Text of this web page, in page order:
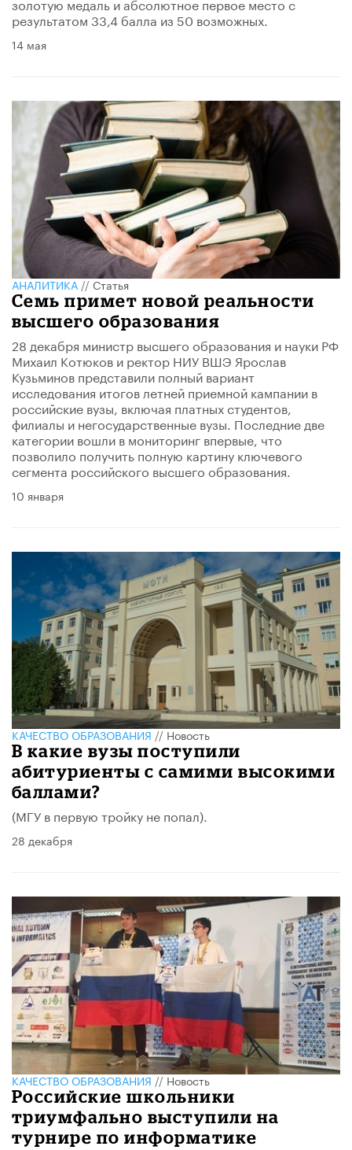
результатом 33,4 балла из 50 возможных.
14 мая
АНАЛИТИКА//Статья
Семь примет новой реальности
высшего образования
28 декабря министр высшего образования и науки РФ
Михаил Котюков и ректор НИУ ВШЭ Ярослав
Кузьминов представили полный вариант
исследования итогов летней приемной кампании в
российские вузы, включая платных студентов,
филиалы и негосударственные вузы. Последние две
категории вошли в мониторинг впервые, что
позволило получить полную картину ключевого
сегмента российского высшего образования.
10 января
КАЧЕСТВО ОБРАЗОВАНИЯ//Новость
В какие вузы поступили
абитуриенты с самими высокими
баллами?
(МГУ в первую тройку не попал).
28 декабря
КАЧЕСТВО ОБРАЗОВАНИЯ//Новость
Российские школьники
триумфально выступили на
турнире по информатике